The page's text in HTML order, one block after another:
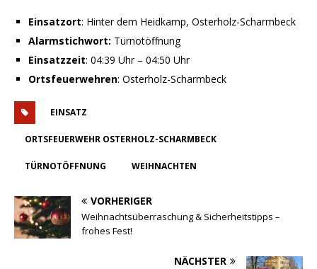
Einsatzort: Hinter dem Heidkamp, Osterholz-Scharmbeck
Alarmstichwort: Türnotöffnung
Einsatzzeit: 04:39 Uhr – 04:50 Uhr
Ortsfeuerwehren: Osterholz-Scharmbeck
EINSATZ
ORTSFEUERWEHR OSTERHOLZ-SCHARMBECK
TÜRNOTÖFFNUNG WEIHNACHTEN
VORHERIGER
Weihnachtsüberraschung & Sicherheitstipps –
frohes Fest!
NÄCHSTER